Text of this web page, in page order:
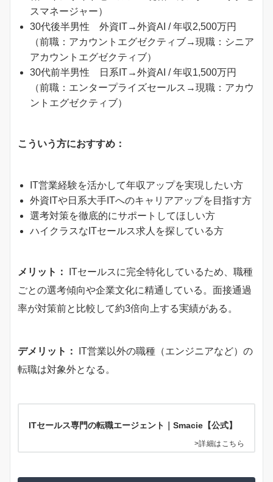
スマネージャー）
30代後半男性 外資IT→外資AI / 年収2,500万円
（前職：アカウントエグゼクティブ→現職：シニア
アカウントエグゼクティブ）
30代前半男性 日系IT→外資AI / 年収1,500万円
（前職：エンタープライズセールス→現職：アカウ
ントエグゼクティブ）
こういう方におすすめ：
IT営業経験を活かして年収アップを実現したい方
外資ITや日系大手ITへのキャリアアップを目指す方
選考対策を徹底的にサポートしてほしい方
ハイクラスなITセールス求人を探している方
メリット：
ITセールスに完全特化しているため、職種
ごとの選考傾向や企業文化に精通している。面接通過
率が対策前と比較して約3倍向上する実績がある。
デメリット：
IT営業以外の職種（エンジニアなど）の
転職は対象外となる。
ITセールス専門の転職エージェント｜Smacie【公式】
>詳細はこちら